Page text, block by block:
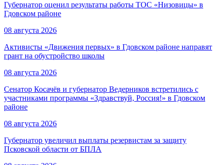
Губернатор оценил результаты работы ТОС «Низовицы» в
Гдовском районе
08 августа 2026
Активисты «Движения первых» в Гдовском районе направят
грант на обустройство школы
08 августа 2026
Сенатор Косачёв и губернатор Ведерников встретились с
участниками программы «Здравствуй, Россия!» в Гдовском
районе
08 августа 2026
Губернатор увеличил выплаты резервистам за защиту
Псковской области от БПЛА